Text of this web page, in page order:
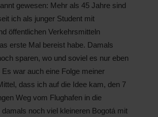
gewesen: Mehr als 45 Jahre sind
ich als junger Student mit
öffentlichen Verkehrsmitteln
erste Mal bereist habe. Damals
sparen, wo und soviel es nur eben
Es war auch eine Folge mei­ner
dass ich auf die Idee kam, den 7
Weg vom Flughafen in die
noch viel kleineren Bogotá mit